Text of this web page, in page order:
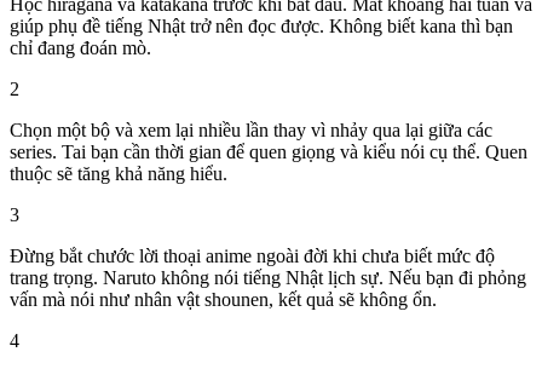
giúp phụ đề tiếng Nhật trở nên đọc được. Không biết kana thì bạn
chỉ đang đoán mò.
2
Chọn một bộ và xem lại nhiều lần thay vì nhảy qua lại giữa các
series. Tai bạn cần thời gian để quen giọng và kiểu nói cụ thể. Quen
thuộc sẽ tăng khả năng hiểu.
3
Đừng bắt chước lời thoại anime ngoài đời khi chưa biết mức độ
trang trọng. Naruto không nói tiếng Nhật lịch sự. Nếu bạn đi phỏng
vấn mà nói như nhân vật shounen, kết quả sẽ không ổn.
4